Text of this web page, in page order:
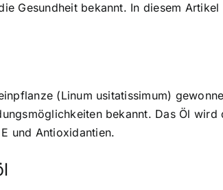
Gesundheit bekannt. In diesem
(Linum usitatissimum)
bekannt. Das Öl
und Antioxidantien.